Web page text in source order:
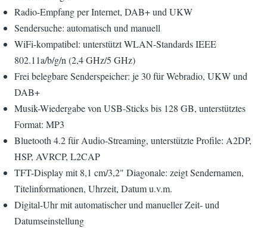
Radio-Empfang per Internet, DAB+ und UKW
Sendersuche: automatisch und manuell
WiFi-kompatibel: unterstützt WLAN-Standards IEEE
802.11a/b/g/n (2,4 GHz/5 GHz)
Frei belegbare Senderspeicher: je 30 für Webradio, UKW und
DAB+
Musik-Wiedergabe von USB-Sticks bis 128 GB, unterstütztes
Format: MP3
Bluetooth 4.2 für Audio-Streaming, unterstützte Profile: A2DP,
HSP, AVRCP, L2CAP
TFT-Display mit 8,1 cm/3,2" Diagonale: zeigt Sendernamen,
Titelinformationen, Uhrzeit, Datum u.v.m.
Digital-Uhr mit automatischer und manueller Zeit- und
Datumseinstellung